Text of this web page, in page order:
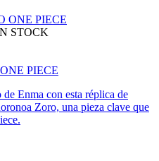
STOCK
PIECE
Enma con esta réplica de
Zoro, una pieza clave que